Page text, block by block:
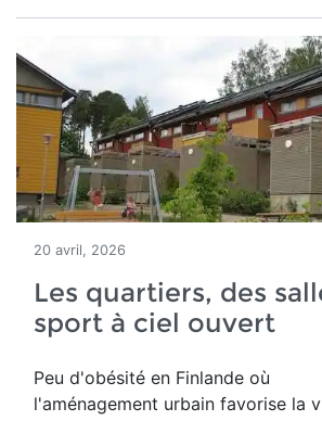
20 avril, 2026
Les quartiers, des
sport à ciel ouvert
Peu d'obésité en Finlande où
l'aménagement urbain favorise la